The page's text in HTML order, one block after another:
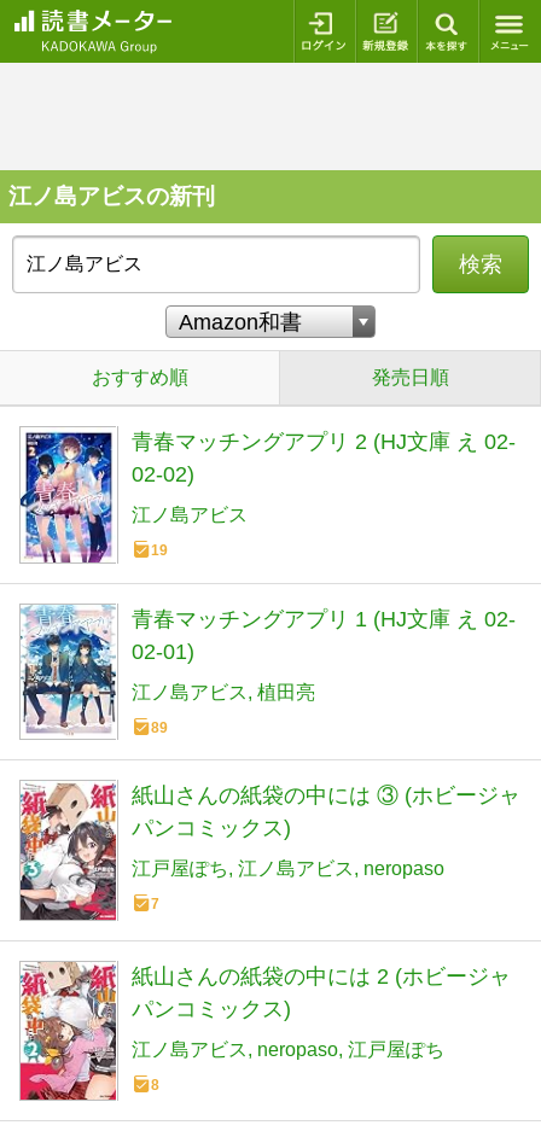
ログイン 新規登録
江ノ島アビスの新刊
検索
おすすめ順 発売日順
青春マッチングアプリ 2 (HJ文庫 え 02-
02-02)
江ノ島アビス
19
青春マッチングアプリ 1 (HJ文庫 え 02-
02-01)
江ノ島アビス 植田亮
89
紙山さんの紙袋の中には ③ (ホビージャ
パンコミックス)
江戸屋ぽち 江ノ島アビス neropaso
7
紙山さんの紙袋の中には 2 (ホビージャ
パンコミックス)
江ノ島アビス neropaso 江戸屋ぽち
8